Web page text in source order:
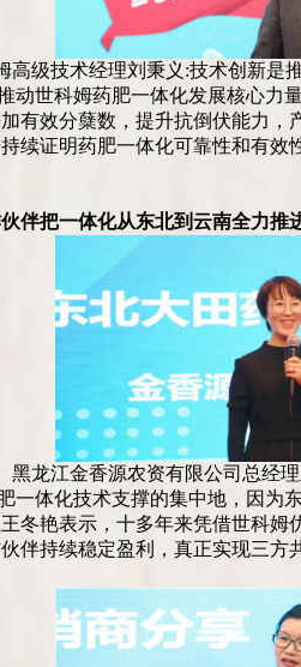
高级技术经理刘秉义:技术创新是
动世科姆药肥一体化发展核心
有效分蘖数，提升抗倒伏能力
续证明药肥一体化可靠性和有
伴把一体化从东北到云南全力推
黑龙江金香源农资有限公司总经
一体化技术支撑的集中地，因
冬艳表示，十多年来凭借世科
伴持续稳定盈利，真正实现三